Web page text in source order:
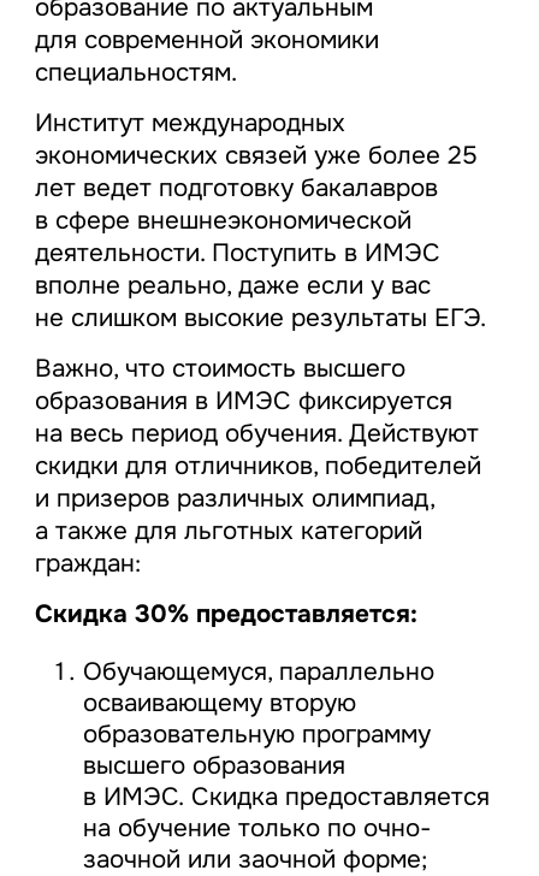
образование по актуальным
для современной экономики
специальностям.
Институт международных
экономических связей уже более 25
лет ведет подготовку бакалавров
в сфере внешнеэкономической
деятельности. Поступить в ИМЭС
вполне реально, даже если у вас
не слишком высокие результаты ЕГЭ.
Важно, что стоимость высшего
образования в ИМЭС фиксируется
на весь период обучения. Действуют
скидки для отличников, победителей
и призеров различных олимпиад,
а также для льготных категорий
граждан:
Скидка 30% предоставляется:
Обучающемуся, параллельно
осваивающему вторую
образовательную программу
высшего образования
в ИМЭС. Скидка предоставляется
на обучение только по очно-
заочной или заочной форме;